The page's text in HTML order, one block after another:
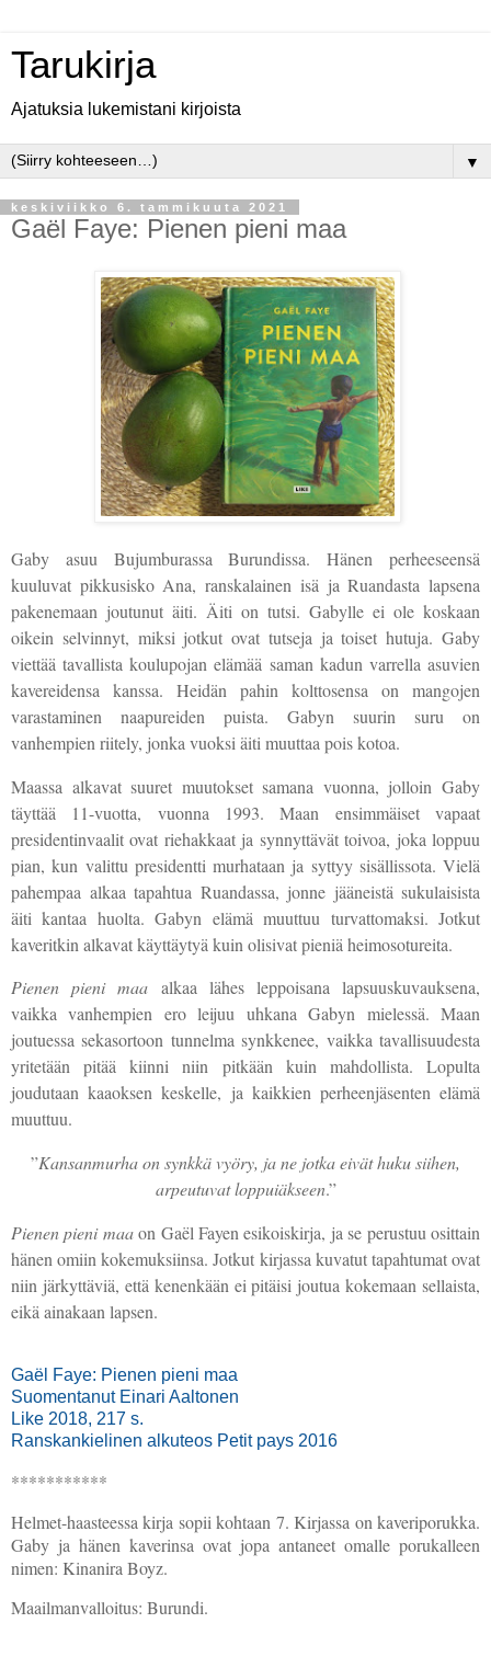
Tarukirja
Ajatuksia lukemistani kirjoista
▼
keskiviikko 6. tammikuuta 2021
Gaël Faye: Pienen pieni maa
Gaby asuu Bujumburassa Burundissa. Hänen perheeseensä
kuuluvat pikkusisko Ana, ranskalainen isä ja Ruandasta lapsena
pakenemaan joutunut äiti. Äiti on tutsi. Gabylle ei ole koskaan
oikein selvinnyt, miksi jotkut ovat tutseja ja toiset hutuja. Gaby
viettää tavallista koulupojan elämää saman kadun varrella asuvien
kavereidensa kanssa. Heidän pahin kolttosensa on mangojen
varastaminen naapureiden puista. Gabyn suurin suru on
vanhempien riitely, jonka vuoksi äiti muuttaa pois kotoa.
Maassa alkavat suuret muutokset samana vuonna, jolloin Gaby
täyttää 11-vuotta, vuonna 1993. Maan ensimmäiset vapaat
presidentinvaalit ovat riehakkaat ja synnyttävät toivoa, joka loppuu
pian, kun valittu presidentti murhataan ja syttyy sisällissota. Vielä
pahempaa alkaa tapahtua Ruandassa, jonne jääneistä sukulaisista
äiti kantaa huolta. Gabyn elämä muuttuu turvattomaksi. Jotkut
kaveritkin alkavat käyttäytyä kuin olisivat pieniä heimosotureita.
Pienen pieni maa alkaa lähes leppoisana lapsuuskuvauksena,
vaikka vanhempien ero leijuu uhkana Gabyn mielessä. Maan
joutuessa sekasortoon tunnelma synkkenee, vaikka tavallisuudesta
yritetään pitää kiinni niin pitkään kuin mahdollista. Lopulta
joudutaan kaaoksen keskelle, ja kaikkien perheenjäsenten elämä
muuttuu.
”Kansanmurha on synkkä vyöry, ja ne jotka eivät huku siihen,
arpeutuvat loppuiäkseen.”
Pienen pieni maaon Gaël Fayen esikoiskirja, ja se perustuu osittain
hänen omiin kokemuksiinsa. Jotkut kirjassa kuvatut tapahtumat ovat
niin järkyttäviä, että kenenkään ei pitäisi joutua kokemaan sellaista,
eikä ainakaan lapsen.
Gaël Faye: Pienen pieni maa
Suomentanut Einari Aaltonen
Like 2018, 217 s.
Ranskankielinen alkuteos Petit pays 2016
***********
Helmet-haasteessa kirja sopii kohtaan 7. Kirjassa on kaveriporukka.
Gaby ja hänen kaverinsa ovat jopa antaneet omalle porukalleen
nimen: Kinanira Boyz.
Maailmanvalloitus: Burundi.